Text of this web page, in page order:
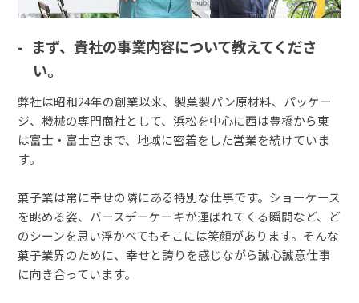
まず、貴社の事業内容について教えてくださ
い。
弊社は昭和24年の創業以来、製菓製パン原材料、パッケー
ジ、機械の専門商社として、浜松を中心に西は豊橋から東
は富士・富士宮まで、地域に密着をした営業を続けていま
す。
菓子業は常に幸せの隣にある特別な仕事です。ショーケース
を眺める姿、バースデーケーキが運ばれてくる瞬間など、ど
のシーンを思い浮かべてもそこには笑顔があります。そんな
菓子業界のために、幸せと誇りを感じながら誠心誠意仕事
に向き合っています。